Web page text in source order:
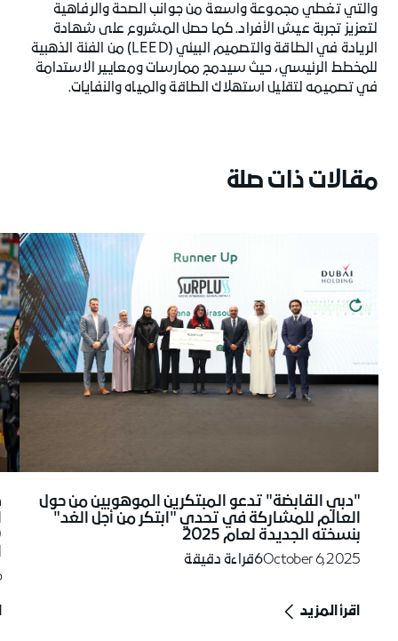
والتي تغطي مجموعة واسعة من جوانب الصحة والرفاهية
لتعزيز تجربة عيش الأفراد. كما حصل المشروع على شهادة
الريادة في الطاقة والتصميم البيئي (LEED) من الفئة الذهبية
للمخطط الرئيسي، حيث سيدمج ممارسات ومعايير الاستدامة
في تصميمه لتقليل استهلاك الطاقة والمياه والنفايات.
مقالات ذات صلة
"دبي القابضة" تدعو المبتكرين الموهوبين من حول
العالم للمشاركة في تحدي "ابتكر من أجل الغد"
بنسخته الجديدة لعام 2025
October 6, 2025
6قراءة دقيقة
اقرأ المزيد